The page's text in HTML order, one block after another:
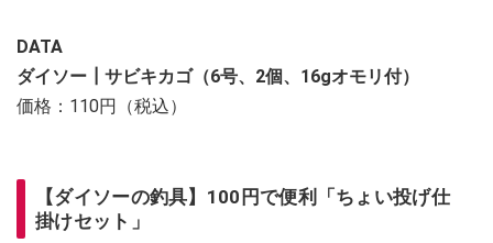
DATA
ダイソー┃サビキカゴ（6号、2個、16gオモリ付）
価格：110円（税込）
【ダイソーの釣具】100円で便利「ちょい投げ仕
掛けセット」